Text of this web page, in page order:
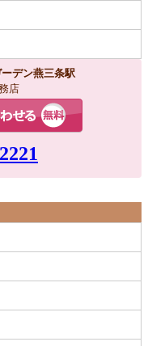
デン燕三条駅
店